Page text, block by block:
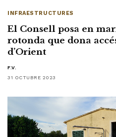
INFRAESTRUCTURES
El Consell posa en
rotonda que dona
d’Orient
F.V.
31 OCTUBRE 2023